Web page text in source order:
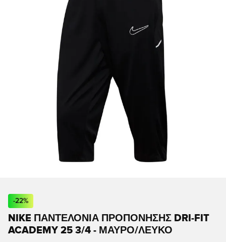
-22%
NIKE ΠΑΝΤΕΛΌΝΙΑ ΠΡΟΠΌΝΗΣΗΣ DRI-FIT
ACADEMY 25 3/4 - ΜΑΎΡΟ/ΛΕΥΚΌ